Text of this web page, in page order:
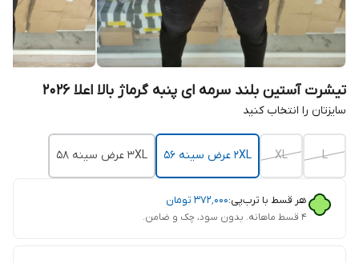
تیشرت آستین بلند سرمه ای پنبه گرماژ بالا اعلا 2026
سایزتان را انتخاب کنید
L
XL 2XL عرض سینه 56 3XL عرض سینه 58
هر قسط با ترب‌پی:۳۷۲٬۰۰۰ تومان
۴ قسط ماهانه. بدون سود، چک و ضامن.